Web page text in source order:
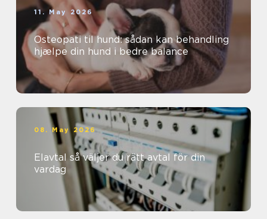
11. May 2026
Osteopati til hund: sådan kan behandling
hjælpe din hund i bedre balance
08. May 2026
Elavtal så väljer du rätt avtal för din
vardag